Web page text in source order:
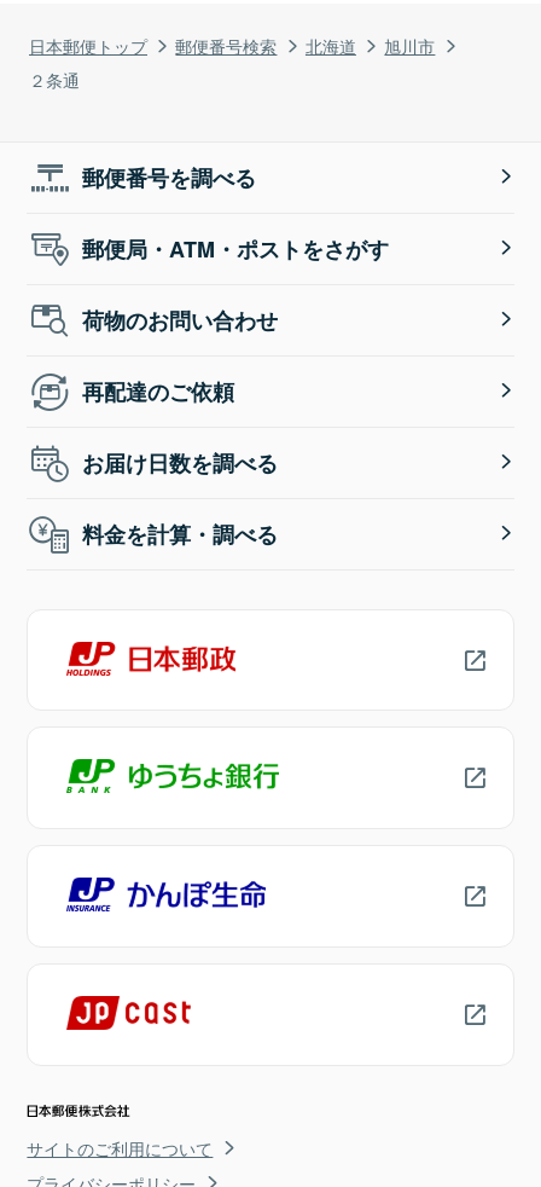
日本郵便トップ 郵便番号検索 北海道
旭川市
２条通
郵便番号を調べる
郵便局・ATM・ポストをさがす
荷物のお問い合わせ
再配達のご依頼
お届け日数を調べる
料金を計算・調べる
サイトのご利用について